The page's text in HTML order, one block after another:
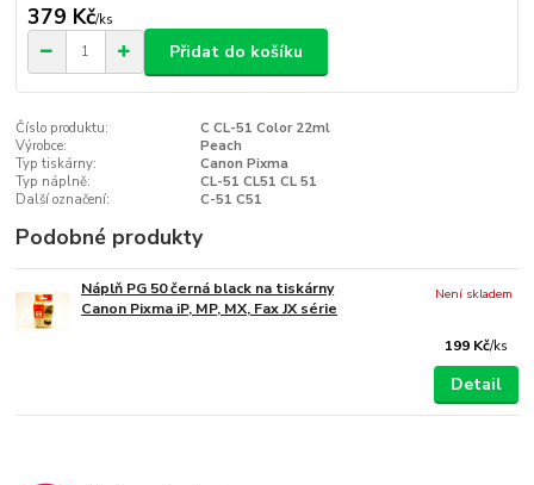
379 Kč/ks
Přidat do košíku
Číslo produktu:
C CL-51 Color 22ml
Výrobce:
Peach
Typ tiskárny:
Canon Pixma
Typ náplně:
CL-51 CL51 CL 51
Další označení:
C-51 C51
Podobné produkty
Náplň PG 50 černá black na tiskárny
Canon Pixma iP, MP, MX, Fax JX série
199 Kč/ks
Není skladem
Detail